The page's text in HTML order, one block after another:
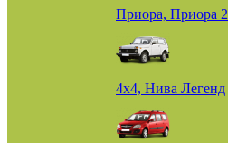
Приора, Приора 2
4х4, Нива Легенд